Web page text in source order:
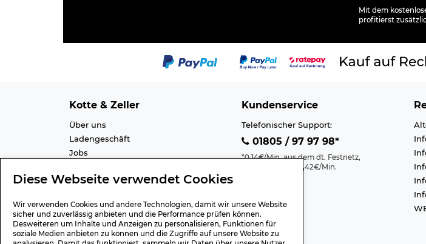
Diese Webseite verwendet Cookies
Wir verwenden Cookies und andere Technologien, damit wir unsere Website
sicher und zuverlässig anbieten und die Performance prüfen können.
Desweiteren um Inhalte und Anzeigen zu personalisieren, Funktionen für
soziale Medien anbieten zu können und die Zugriffe auf unsere Website zu
Mit dem
profitierst
Kotte & Zeller
Über uns
Ladengeschäft
Jobs
Datenschutz
Impressum
Kundenservice
Telefonischer Support:
01805 / 97 97 98*
*0,14€/Min. aus dem dt. Festnetz,
Mobilfunk max. 0,42€/Min.
Lexikon A-Z